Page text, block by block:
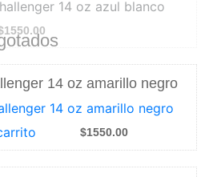
14 oz amarillo negro
$1550.00